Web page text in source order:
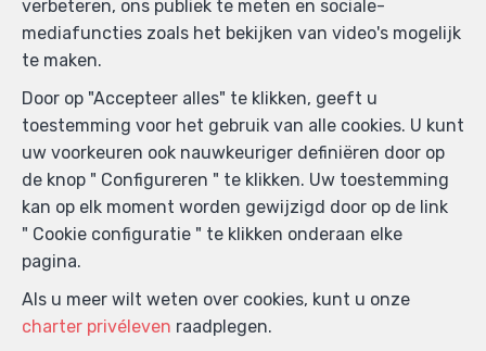
ingevuld zijn gebruikt worden door Immo Village voor
hierondervernoemde doeleinden en dit in
overeenstemming met het
website. Ik kan op elk moment mijn toestemming
intrekken door een schriftelijke aanvraag in te dienen
op volgend e-mailadres: v.vandendorpe@immo-
village.be.
Verzenden
verbeteren, ons publiek te meten en sociale-
mediafuncties zoals het bekijken van video's mogelijk
te maken.
Door op "Accepteer alles" te klikken, geeft u
toestemming voor het gebruik van alle cookies. U kunt
uw voorkeuren ook nauwkeuriger definiëren door op
de knop " Configureren " te klikken. Uw toestemming
kan op elk moment worden gewijzigd door op de link
" Cookie configuratie " te klikken onderaan elke
pagina.
Als u meer wilt weten over cookies, kunt u onze
charter privéleven raadplegen.
Immo Village
—
Wedekensdriesstraat 8